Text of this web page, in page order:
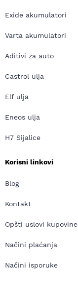
Exide akumulatori
Varta akumulatori
Aditivi za auto
Castrol ulja
Elf ulja
Eneos ulja
H7 Sijalice
Korisni linkovi
Blog
Kontakt
Opšti uslovi kupovine
Načini plaćanja
Načini isporuke